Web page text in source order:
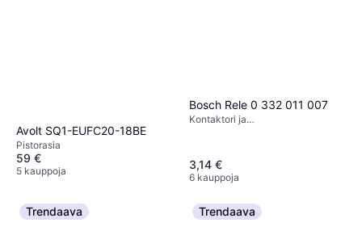
Avolt SQ1-EUFC20-18BE
Pistorasia
59 €
5 kauppoja
Bosch Rele 0 332 011 007
Kontaktori ja
3,14 €
6 kauppoja
Trendaava Trendaava